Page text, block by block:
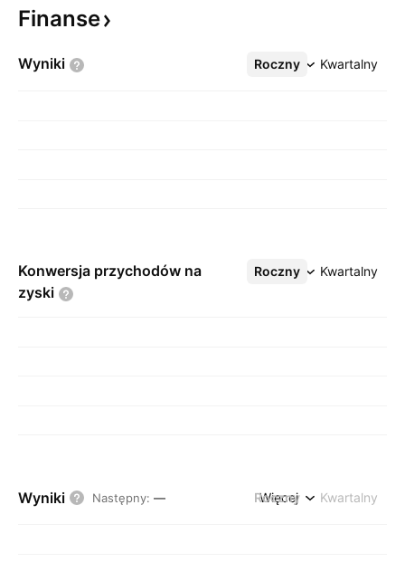
Finanse
Wyniki Roczny Kwartalny
Więcej
Konwersja przychodów na
zyski
Roczny Kwartalny
Więcej
Wyniki Następny: — Roczny Kwartalny
Więcej